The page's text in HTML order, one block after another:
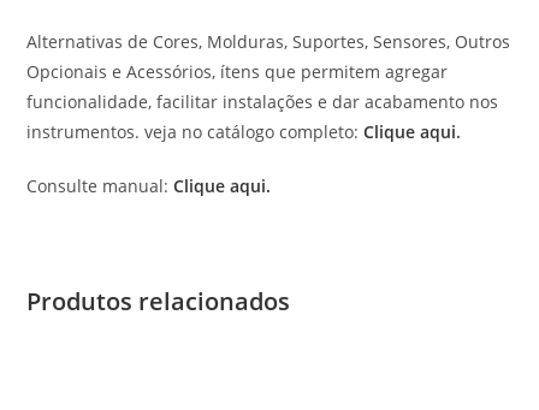
Alternativas de Cores, Molduras, Suportes, Sensores, Outros
Opcionais e Acessórios, ítens que permitem agregar
funcionalidade, facilitar instalações e dar acabamento nos
instrumentos. veja no catálogo completo:Clique aqui.
Consulte manual:Clique aqui.
Produtos relacionados